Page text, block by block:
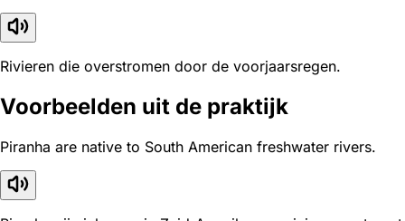
Rivieren die overstromen door de voorjaarsregen.
Voorbeelden uit de praktijk
Piranha are native to South American freshwater rivers.